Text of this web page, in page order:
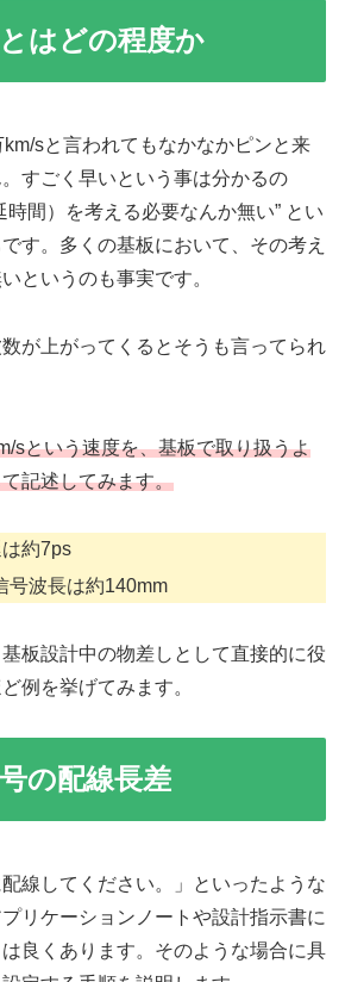
はどの程度か
sと言われてもなかなかピンと来
すごく早いという事は分かるの
時間）を考える必要なんか無い” とい
す。多くの基板において、その考え
というのも事実です。
が上がってくるとそうも言ってられ
sという速度を、基板で取り扱うよ
記述してみます。
約7ps
号波長は約140mm
板設計中の物差しとして直接的に役
例を挙げてみます。
の配線長差
配線してください。」といったような
リケーションノートや設計指示書に
良くあります。そのような場合に具